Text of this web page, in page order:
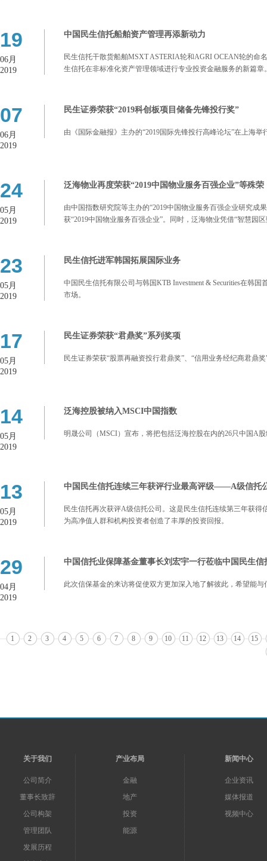
19
06月
2019
中国民生信托船舶资产管理再添新动力
民生信托干散货船舶MSXT ASTERIA轮和AGRI OCEAN轮的
生信托在非标准化资产管理领域进行专业投资金融服务的新篇章
07
06月
2019
民生证券荣获“2019科创板项目储备先锋投行奖”
由《国际金融报》主办的“2019国际先锋投行高峰论坛”在上海
24
05月
2019
泛海物业再度荣获“2019中国物业服务百强企业”等殊荣
由中国指数研究院等主办的“2019中国物业服务百强企业研究
获“2019中国物业服务百强企业”。同时，泛海物业凭借“智慧园
23
05月
2019
民生信托进军韩国拓展国际业务
中国民生信托有限公司与韩国KTB Investment & Securities在韩
市场。
17
05月
2019
民生证券荣获“君鼎奖”系列奖项
民生证券荣获“股票再融资投行君鼎奖”、“信用业务经纪商君鼎
14
05月
2019
泛海控股被纳入MSCI中国指数
明晟公司（MSCI）宣布，将把包括泛海控股在内的26只中国A
13
05月
2019
中国民生信托连续三年获评行业最高评级——A级信托
民生信托再次获评A级信托公司。这是民生信托连续第三年获
为高净值人群和机构投资者创造了丰厚的投资回报。
29
04月
2019
中国信托业保障基金董事长刘宏宇一行莅临中国民生信
此次信保基金的来访将促使双方更加深入地了解彼此，希望能
1 2 3 4 5 6 7 8 9 10 11 12 13 14 15
关于我们
公司简介
董事长致辞
公司构架
管理团队
发展历程
产业布局
金融
地产
投资
能源
新闻中心
企业资讯
媒体报道
视频中心